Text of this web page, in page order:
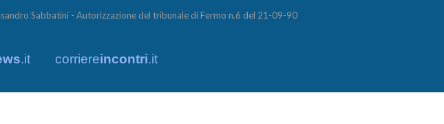
Sabbatini - Autorizzazione del tribunale di Fermo n.6 del 21-09-90
.it corriereincontri.it